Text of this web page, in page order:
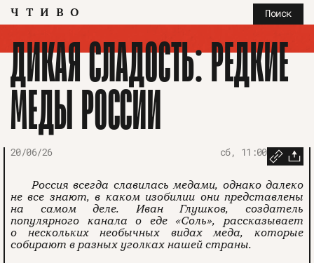
ЧТИВО Поиск
ДИКАЯ СЛАДОСТЬ: РЕДКИЕ
МЕДЫ РОССИИ
20/06/26 сб, 11:00
Россия всегда славилась медами, однако далеко
не все знают, в каком изобилии они представлены
на самом деле. Иван Глушков, создатель
популярного канала о еде «Соль», рассказывает
о нескольких необычных видах меда, которые
собирают в разных уголках нашей страны.